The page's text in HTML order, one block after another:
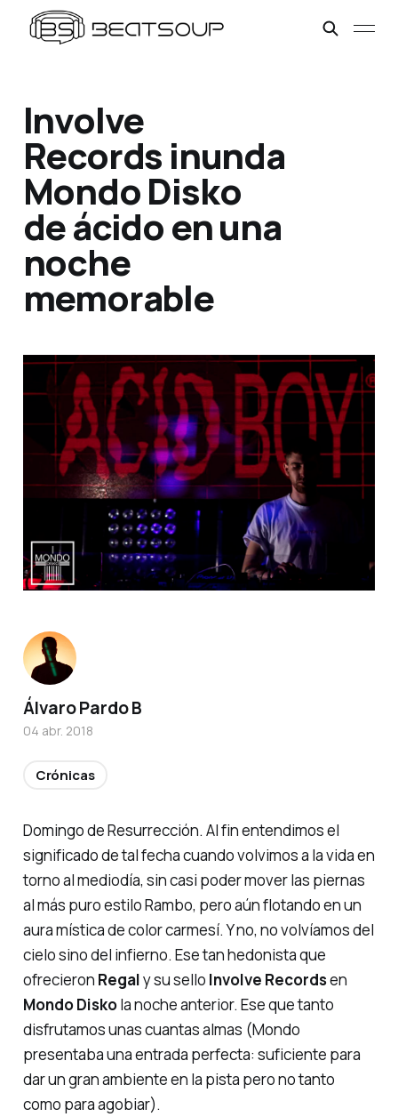
Involve
Records inunda
Mondo Disko
de ácido en una
noche
memorable
Domingo de Resurrección. Al fin entendimos el
significado de tal fecha cuando volvimos a la vida en
torno al mediodía, sin casi poder mover las piernas
al más puro estilo Rambo, pero aún flotando en un
aura mística de color carmesí. Y no, no volvíamos del
cielo sino del infierno. Ese tan hedonista que
ofrecieron Regaly su sello Involve Recordsen
Mondo Diskola noche anterior. Ese que tanto
disfrutamos unas cuantas almas (Mondo
presentaba una entrada perfecta: suficiente para
dar un gran ambiente en la pista pero no tanto
como para agobiar).
Álvaro Pardo B
04 abr. 2018
Crónicas